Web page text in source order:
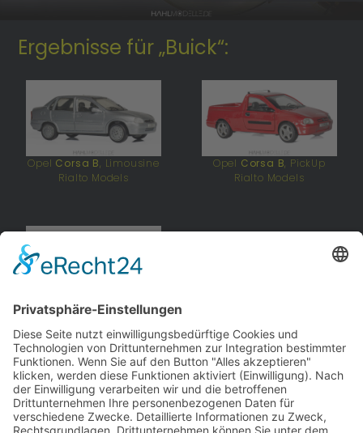
Ergebnisse für „Buick“:
Opel Corsa B, Limousine
Rialto Models
Opel Corsa B, PickUp
Rialto Models
OpelCorsa B, Kombi
andere Webseiten
Modellautos: Non-Opel Modellautos: Forum